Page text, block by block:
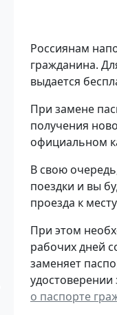
Россиянам
гражданина.
выдается
При замене
получения
официальном
В свою
поездки и вы
проезда к
При этом
рабочих дней
заменяет
о паспорте